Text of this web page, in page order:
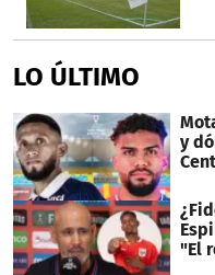
LO ÚLTIMO
y
"El